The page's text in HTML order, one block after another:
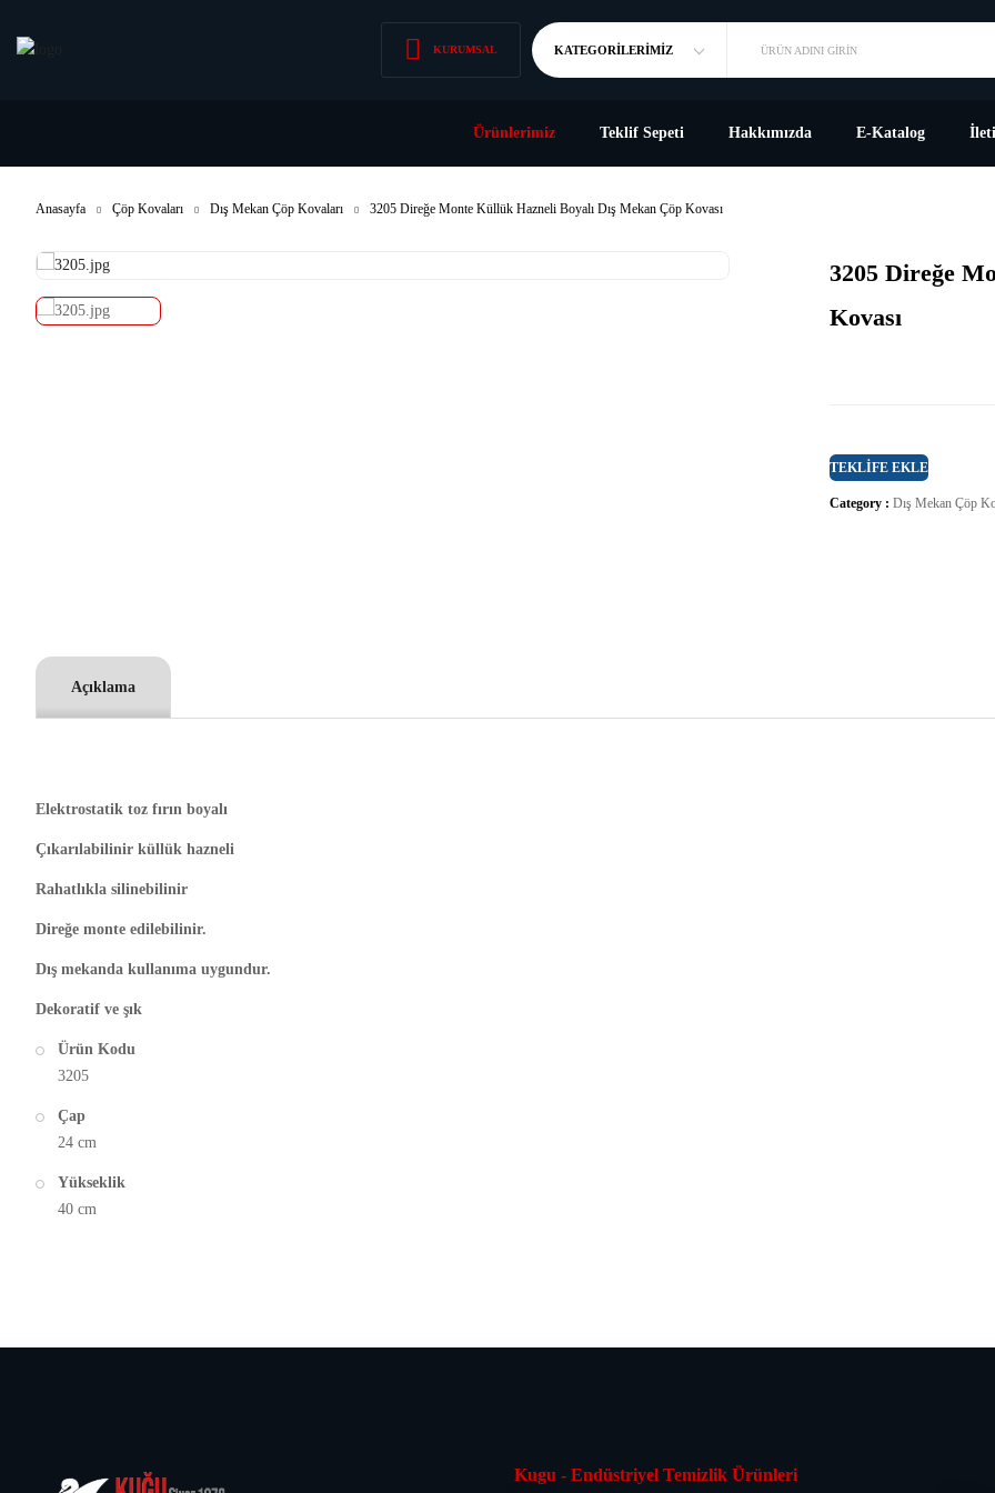
KURUMSAL KATEGORILERIMIZ ÜRÜN ADINI GIRIN
Ürünlerimiz Teklif Sepeti Hakkımızda E-Katalog
Anasayfa Çöp Kovaları Dış Mekan Çöp Kovaları 3205 Direğe Monte Küllük Hazneli Boyalı Dış Mekan Çöp Kovası
3205 Direğe
Kovası
TEKLIFE EKLE
Category : Dış Mekan Çöp
Açıklama
Elektrostatik toz fırın boyalı
Çıkarılabilinir küllük hazneli
Rahatlıkla silinebilinir
Direğe monte edilebilinir.
Dış mekanda kullanıma uygundur.
Dekoratif ve şık
Ürün Kodu
3205
Çap
24 cm
Yükseklik
40 cm
Kugu - Endüstriyel Temizlik Ürünleri